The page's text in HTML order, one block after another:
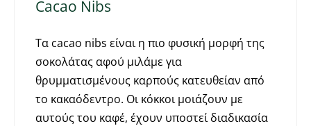
Cacao Nibs
Τα cacao nibs είναι η πιο φυσική μορφή της
σοκολάτας αφού μιλάμε για
θρυμματισμένους καρπούς κατευθείαν από
το κακαόδεντρο. Οι κόκκοι μοιάζουν με
αυτούς του καφέ, έχουν υποστεί διαδικασία